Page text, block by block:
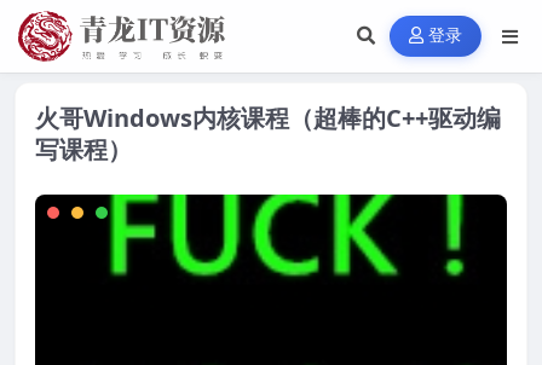
登录
火哥Windows内核课程（超棒的C++驱动编
写课程）